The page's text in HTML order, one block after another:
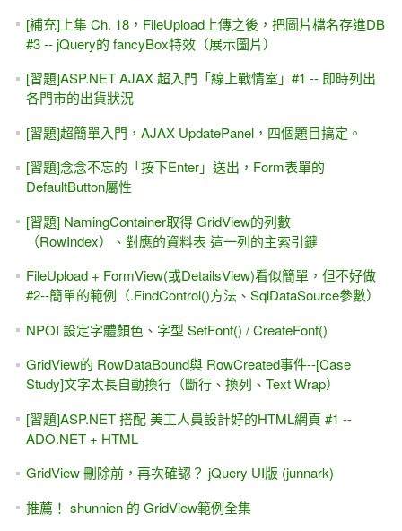
[補充]上集 Ch. 18，FileUpload上傳之後，把圖片檔名存進DB
#3 -- jQuery的 fancyBox特效（展示圖片）
[習題]ASP.NET AJAX 超入門「線上戰情室」#1 -- 即時列出
各門市的出貨狀況
[習題]超簡單入門，AJAX UpdatePanel，四個題目搞定。
[習題]念念不忘的「按下Enter」送出，Form表單的
DefaultButton屬性
[習題] NamingContainer取得 GridView的列數
（RowIndex）、對應的資料表 這一列的主索引鍵
FileUpload + FormView(或DetailsView)看似簡單，但不好做
#2--簡單的範例（.FindControl()方法、SqlDataSource參數）
NPOI 設定字體顏色、字型 SetFont() / CreateFont()
GridView的 RowDataBound與 RowCreated事件--[Case
Study]文字太長自動換行（斷行、換列、Text Wrap）
[習題]ASP.NET 搭配 美工人員設計好的HTML網頁 #1 --
ADO.NET + HTML
GridView 刪除前，再次確認？ jQuery UI版 (junnark)
推薦！ shunnien 的 GridView範例全集